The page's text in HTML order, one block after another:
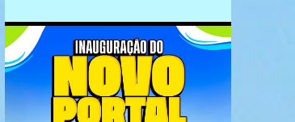
plana e retilínea na maior parte de sua
extensão, chegando a mais ou menos a 1,5
km de paisagens exuberantes. Possui ondas
suaves devido ao extensivo molhe de pedras
que não chegam a 2 metros de altura, não